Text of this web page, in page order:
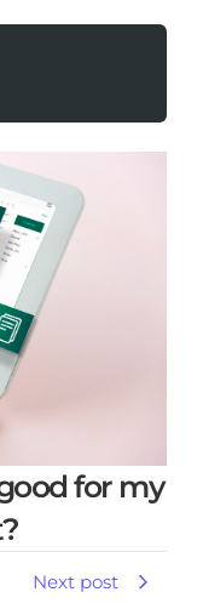
for my
Next post